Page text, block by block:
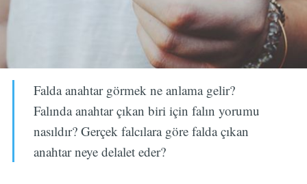
Falda anahtar görmek ne anlama gelir?
Falında anahtar çıkan biri için falın yorumu
nasıldır? Gerçek falcılara göre falda çıkan
anahtar neye delalet eder?